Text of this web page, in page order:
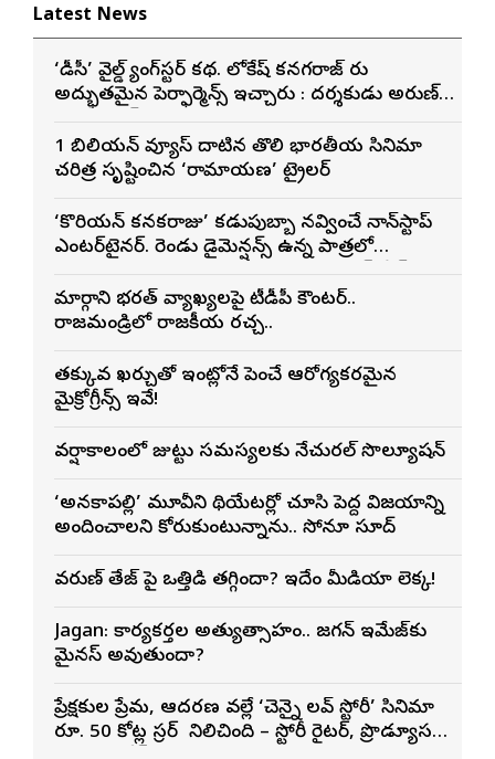
Latest News
‘డీసీ’ వైల్డ్ గ్యాంగ్‌స్టర్ కథ. లోకేష్ కనగరాజ్ గారు
అద్భుతమైన పెర్ఫార్మెన్స్ ఇచ్చారు : దర్శకుడు అరుణ్
1 బిలియన్ వ్యూస్ దాటిన తొలి భారతీయ సినిమాగా
చరిత్ర సృష్టించిన ‘రామాయణ’ ట్రైలర్
‘కొరియన్ కనకరాజు’ కడుపుబ్బా నవ్వించే నాన్‌స్టాప్
ఎంటర్‌టైనర్. రెండు డైమెన్షన్స్ ఉన్న పాత్రలో
మార్గాని భరత్ వ్యాఖ్యలపై టీడీపీ కౌంటర్..
రాజమండ్రిలో రాజకీయ రచ్చ..
తక్కువ ఖర్చుతో ఇంట్లోనే పెంచే ఆరోగ్యకరమైన
మైక్రోగ్రీన్స్ ఇవే!
వర్షాకాలంలో జుట్టు సమస్యలకు నేచురల్ సొల్యూషన్
‘అనకాపల్లి’ మూవీని థియేటర్లో చూసి పెద్ద విజయాన్ని
అందించాలని కోరుకుంటున్నాను.. సోనూ సూద్
వరుణ్ తేజ్‌ పై ఒత్తిడి తగ్గిందా? ఇదేం మీడియా లెక్క!
Jagan: కార్యకర్తల అత్యుత్సాహం.. జగన్ ఇమేజ్‌కు
మైనస్ అవుతుందా?
ప్రేక్షకుల ప్రేమ, ఆదరణ వల్లే ‘చెన్నై లవ్ స్టోరీ’ సినిమా
రూ. 50 కోట్ల గ్రాసర్ గా నిలిచింది – స్టోరీ రైటర్, ప్రొడ్యూసర్